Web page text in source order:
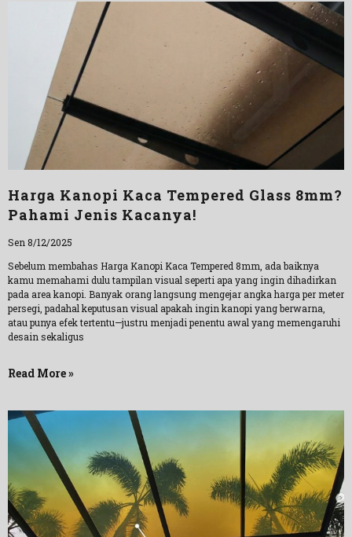
Harga Kanopi Kaca Tempered Glass 8mm?
Pahami Jenis Kacanya!
Sen 8/12/2025
Sebelum membahas Harga Kanopi Kaca Tempered 8mm, ada baiknya
kamu memahami dulu tampilan visual seperti apa yang ingin dihadirkan
pada area kanopi. Banyak orang langsung mengejar angka harga per meter
persegi, padahal keputusan visual apakah ingin kanopi yang berwarna,
atau punya efek tertentu—justru menjadi penentu awal yang memengaruhi
desain sekaligus
Read More »